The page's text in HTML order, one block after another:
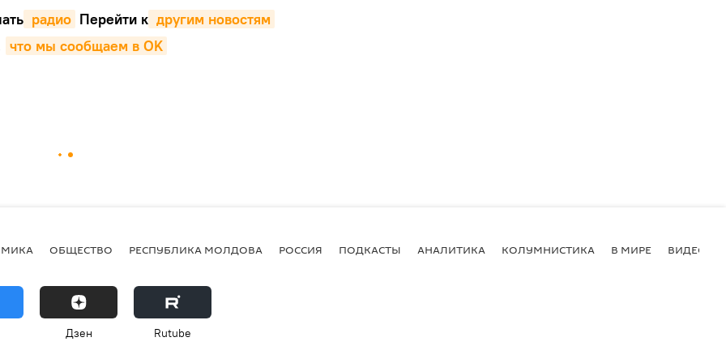
радио Перейти к другим новостям
что мы сообщаем в OK
ОБЩЕСТВО РЕСПУБЛИКА МОЛДОВА РОССИЯ ПОДКАСТЫ АНАЛИТИКА КОЛУМНИСТИКА В МИРЕ ВИДЕО
Дзен Rutube